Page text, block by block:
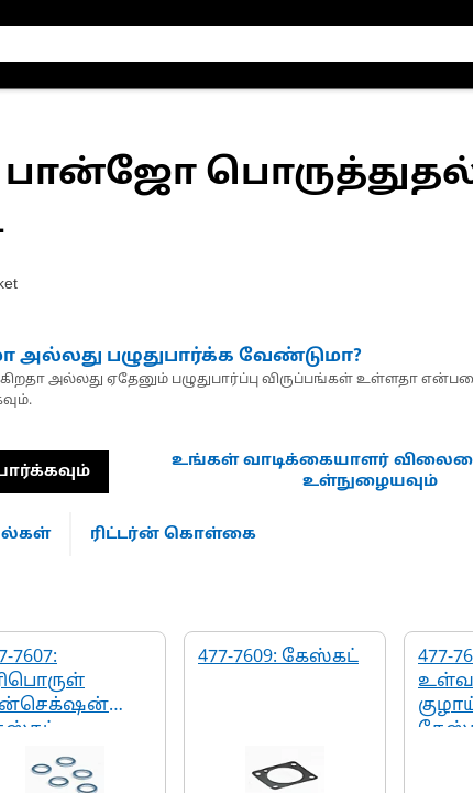
பான்ஜோ
அல்லது பழுதுபார்க்க வேண்டுமா?
அல்லது ஏதேனும் பழுதுபார்ப்பு விருப்பங்கள் உள்ளதா
உங்கள் வாடிக்கையாளர்
உள்நுழையவும்
ரிட்டர்ன் கொள்கை
7607:
477-7609: கேஸ்கட்
477-